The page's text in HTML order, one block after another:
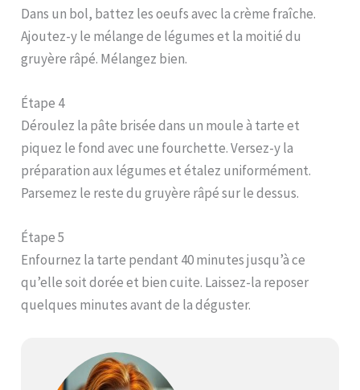
Dans un bol, battez les oeufs avec la crème fraîche.
Ajoutez-y le mélange de légumes et la moitié du
gruyère râpé. Mélangez bien.
Étape 4
Déroulez la pâte brisée dans un moule à tarte et
piquez le fond avec une fourchette. Versez-y la
préparation aux légumes et étalez uniformément.
Parsemez le reste du gruyère râpé sur le dessus.
Étape 5
Enfournez la tarte pendant 40 minutes jusqu’à ce
qu’elle soit dorée et bien cuite. Laissez-la reposer
quelques minutes avant de la déguster.